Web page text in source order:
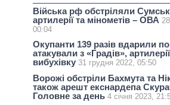
Війська рф обстріляли
артилерії та мінометів – ОВА
00:04
Окупанти 139 разів вдарили
атакували з «Градів»,
вибухівку 31 грудня 2022, 05:50
Ворожі обстріли Бахмута та
також арешт екснардепа
Головне за день 4 січня 2023,